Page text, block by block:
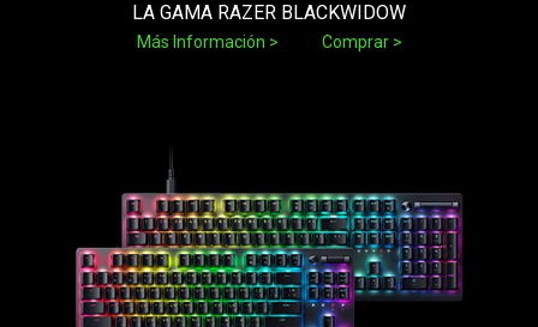
LA GAMA RAZER BLACKWIDOW
Más Información Comprar